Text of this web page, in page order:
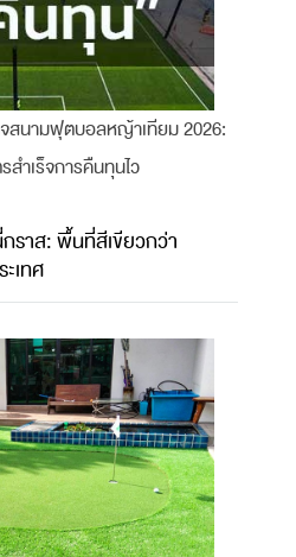
จสนามฟุตบอลหญ้าเทียม 2026:
สำเร็จการคืนทุนไว
ราส: พื้นที่สีเขียวกว่า
เทศ